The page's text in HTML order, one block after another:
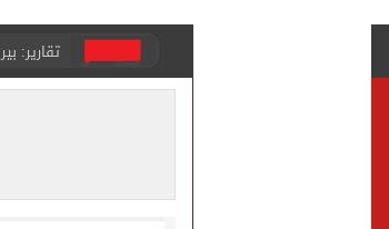
تقارير: بيراميدز يعرض 5
هل يتغير
رابطة